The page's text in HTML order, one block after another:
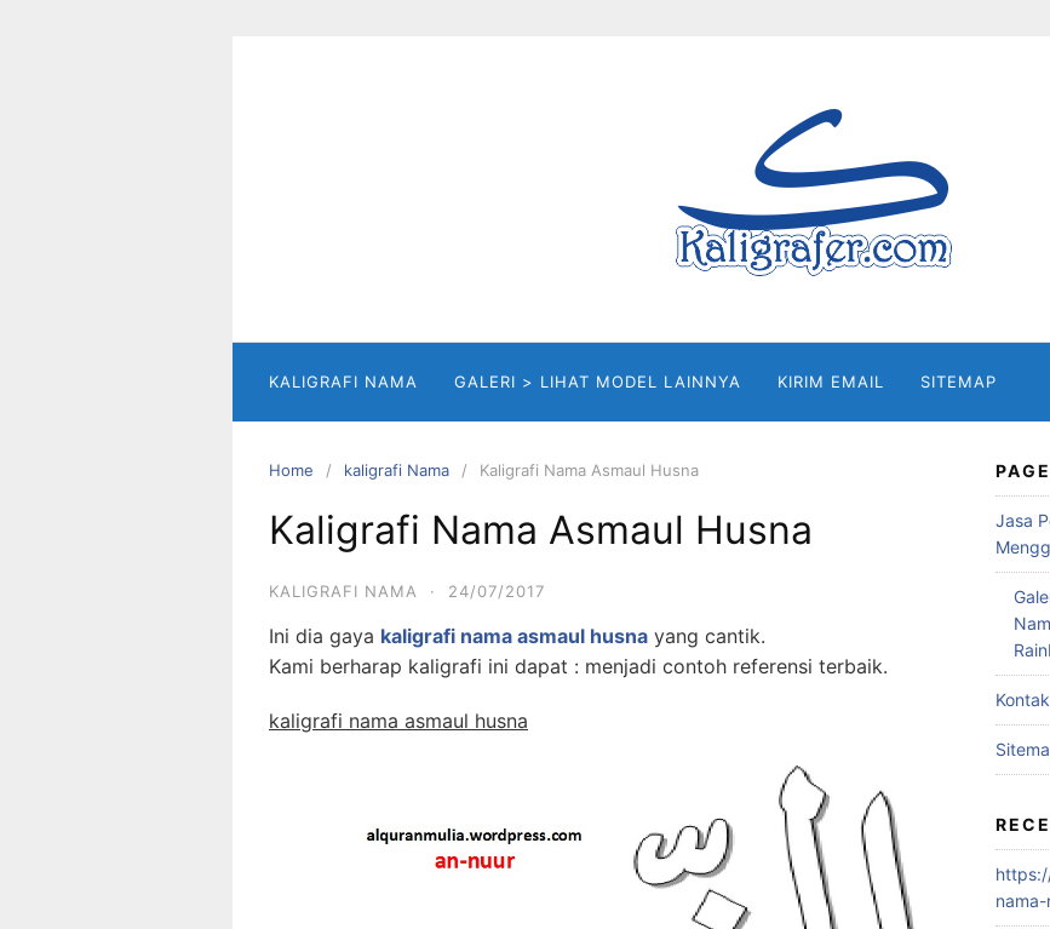
KALIGRAFI NAMA GALERI > LIHAT MODEL LAINNYA KIRIM EMAIL SITEMAP
Home kaligrafi Nama Kaligrafi Nama Asmaul Husna
Kaligrafi Nama Asmaul Husna
KALIGRAFI NAMA · 24/07/2017
Ini dia gaya kaligrafi nama asmaul husna yang cantik.
Kami berharap kaligrafi ini dapat : menjadi contoh referensi terbaik.
kaligrafi nama asmaul husna
Jasa